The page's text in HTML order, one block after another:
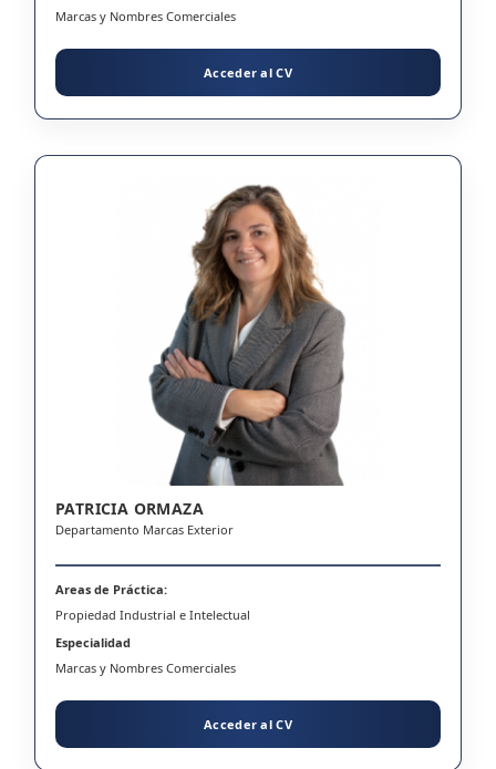
Marcas y Nombres Comerciales
Acceder al CV
PATRICIA ORMAZA
Departamento Marcas Exterior
Areas de Práctica:
Propiedad Industrial e Intelectual
Especialidad
Marcas y Nombres Comerciales
Acceder al CV